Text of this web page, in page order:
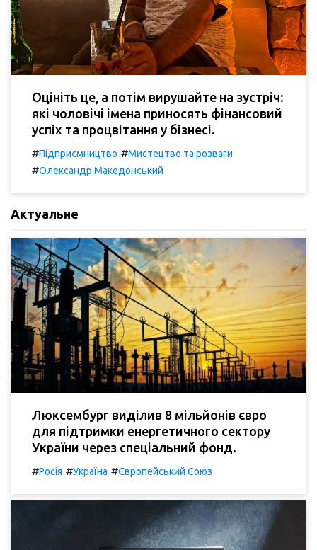
Оцініть це, а потім вирушайте на зустріч:
які чоловічі імена приносять фінансовий
успіх та процвітання у бізнесі.
#Підприємництво #Мистецтво та розваги
#Олександр Македонський
Актуальне
Люксембург виділив 8 мільйонів євро
для підтримки енергетичного сектору
України через спеціальний фонд.
#Росія #Україна #Європейський Союз